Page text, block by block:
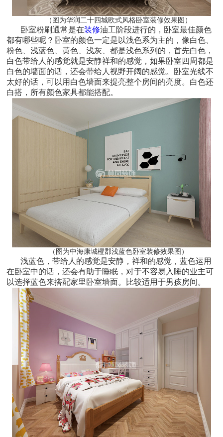
（图为华润二十四城欧式风格卧室装修效果图）
卧室粉刷通常是在装修油工阶段进行的，卧室最佳颜色
都有哪些呢？卧室的颜色一定是以浅色系为主的，像白色、
粉色、浅蓝色、黄色、浅灰、都是浅色系列的，首先白色，
白色带给人的感觉就是安静祥和的感觉，如果卧室四周都是
白色的墙面的话，还会带给人视野开阔的感觉。卧室光线不
太好的话，可以用白色墙面来提亮整个房间的亮度。白色还
白搭，所有颜色家具都能搭配。
（图为中海康城橙郡浅蓝色卧室装修效果图）
浅蓝色，带给人的感觉是安静，祥和的感觉，蓝色运用
在卧室中的话，还会有助于睡眠，对于不容易入睡的业主可
以选择蓝色来搭配家里卧室墙面。比较适用于男孩房间。